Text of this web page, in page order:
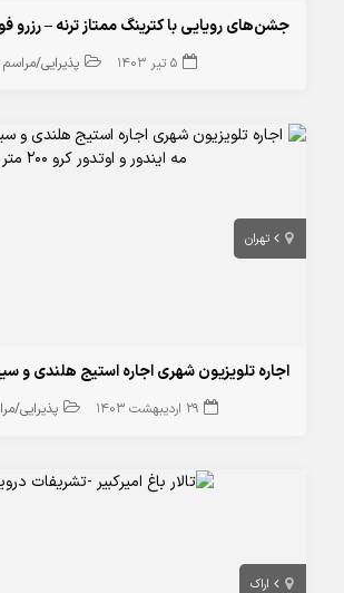
جشن‌های رویایی با کترینگ ممتاز ترنه – رزرو
5 تیر 1403 پذیرایی/مراسم
تهران
29 اردیبهشت 1403 پذیرایی/
اراک